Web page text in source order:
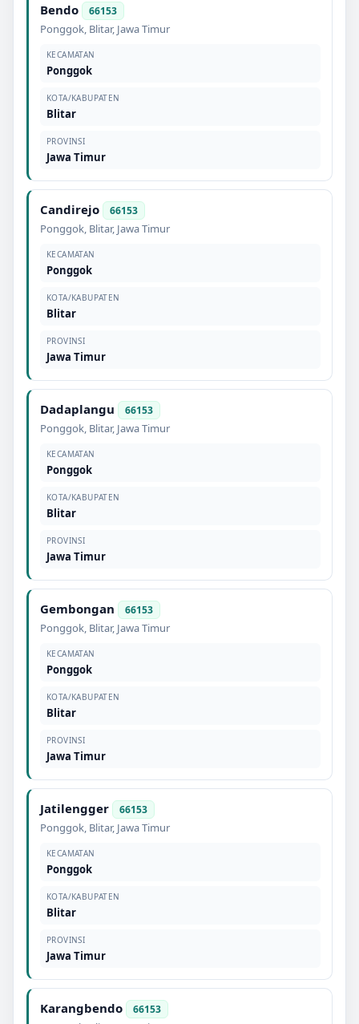
Bendo 66153
Ponggok, Blitar, Jawa Timur
KECAMATAN
Ponggok
KOTA/KABUPATEN
Blitar
PROVINSI
Jawa Timur
Candirejo 66153
Ponggok, Blitar, Jawa Timur
KECAMATAN
Ponggok
KOTA/KABUPATEN
Blitar
PROVINSI
Jawa Timur
Dadaplangu 66153
Ponggok, Blitar, Jawa Timur
KECAMATAN
Ponggok
KOTA/KABUPATEN
Blitar
PROVINSI
Jawa Timur
Gembongan 66153
Ponggok, Blitar, Jawa Timur
KECAMATAN
Ponggok
KOTA/KABUPATEN
Blitar
PROVINSI
Jawa Timur
Jatilengger 66153
Ponggok, Blitar, Jawa Timur
KECAMATAN
Ponggok
KOTA/KABUPATEN
Blitar
PROVINSI
Jawa Timur
Karangbendo 66153